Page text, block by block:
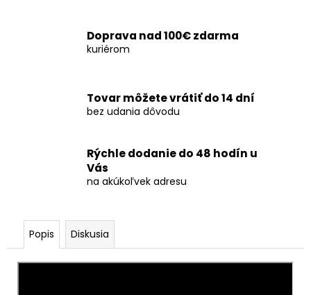
Doprava nad 100€ zdarma
kuriérom
Tovar môžete vrátiť do 14 dní
bez udania dôvodu
Rýchle dodanie do 48 hodín u
Vás
na akúkoľvek adresu
Popis Diskusia